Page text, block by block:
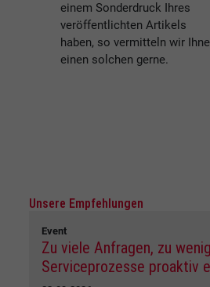
einem Sonderdruck Ihres
veröffentlichten Artikels
haben, so vermitteln wir
einen solchen gerne.
Unsere Empfehlungen
Event
Zu viele Anfragen, zu
Serviceprozesse proaktiv